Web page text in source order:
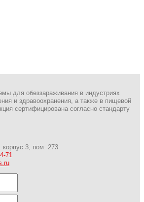
для обеззараживания в индустриях
и здравоохранения, а также в пищевой
сертифицирована согласно стандарту
3, пом. 273
71